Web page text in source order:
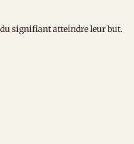
du signifiant atteindre leur but.